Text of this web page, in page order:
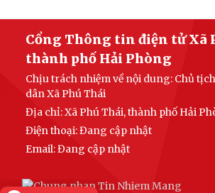
đúng quyền lợi theo quy định của...
Công dân được tạm hoãn thực hiện Nghĩa vụ
trong thời bình.
Để góp phần bảo vệ môi trường, đa dạng
sản. Công an xã Phú Thái tuyên...
Quy định về độ tuổi, thời hạn thực hiện Nghĩa
LIÊN KẾT WEB SITE
THỐNG KÊ TRUY CẬP